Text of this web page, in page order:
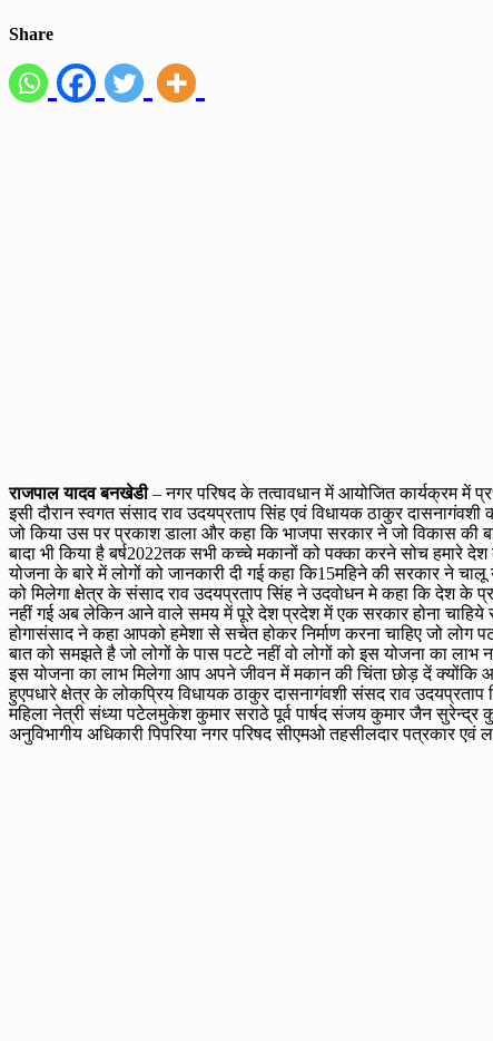
Share
राजपाल यादव बनखेडी– नगर परिषद के तत्वावधान में आयोजित कार्यक्रम में
इसी दौरान स्वगत संसाद राव उदयप्रताप सिंह एवं विधायक ठाकुर दासनागंवशी
जो किया उस पर प्रकाश डाला और कहा कि भाजपा सरकार ने जो विकास की
बादा भी किया है बर्ष2022तक सभी कच्चे मकानों को पक्का करने सोच हमारे
योजना के बारे में लोगों को जानकारी दी गई कहा कि15महिने की सरकार ने
को मिलेगा क्षेत्र के संसाद राव उदयप्रताप सिंह ने उदवोधन मे कहा कि देश के
नहीं गई अब लेकिन आने वाले समय में पूरे देश प्रदेश में एक सरकार होना चाहिये
होगासंसाद ने कहा आपको हमेशा से सचेत होकर निर्माण करना चाहिए जो
बात को समझते है जो लोगों के पास पटटे नहीं वो लोगों को इस योजना का
इस योजना का लाभ मिलेगा आप अपने जीवन में मकान की चिंता छोड़ दें क्योंकि
हुएपधारे क्षेत्र के लोकप्रिय विधायक ठाकुर दासनागंवशी संसद राव
महिला नेत्री संध्या पटेलमुकेश कुमार सराठे पूर्व पार्षद संजय कुमार जैन सुरेन्द्र
अनुविभागीय अधिकारी पिपरिया नगर परिषद सीएमओ तहसीलदार पत्रकार एवं